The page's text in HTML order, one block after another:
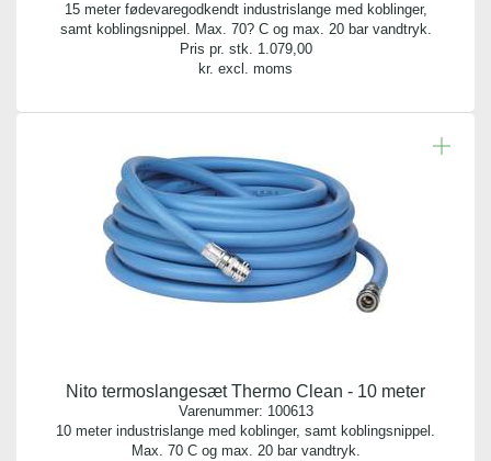
15 meter fødevaregodkendt industrislange med koblinger,
samt koblingsnippel. Max. 70? C og max. 20 bar vandtryk.
Pris pr. stk. 1.079,00
kr. excl. moms
Nito termoslangesæt Thermo Clean - 10 meter
Varenummer: 100613
10 meter industrislange med koblinger, samt koblingsnippel.
Max. 70 C og max. 20 bar vandtryk.